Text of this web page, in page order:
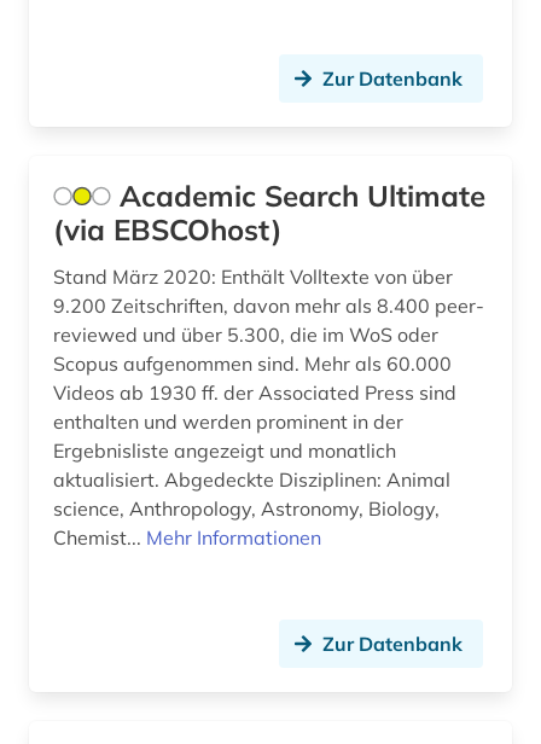
dänisch-hallesche mission in tranquebar (1)
e-commerce (1)
e-tutorial (1)
earnings calls transkripte (1)
edition (1)
elektronik (1)
Zur Datenbank
Academic Search Ultimate
(via EBSCOhost)
Stand März 2020: Enthält Volltexte von über
9.200 Zeitschriften, davon mehr als 8.400 peer-
reviewed und über 5.300, die im WoS oder
Scopus aufgenommen sind. Mehr als 60.000
Videos ab 1930 ff. der Associated Press sind
enthalten und werden prominent in der
Ergebnisliste angezeigt und monatlich
aktualisiert. Abgedeckte Disziplinen: Animal
science, Anthropology, Astronomy, Biology,
Chemist... Mehr Informationen
Zur Datenbank